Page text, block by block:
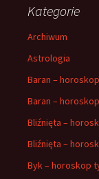
Kategorie
Archiwum
Astrologia
Baran –
Baran –
Bliźnięta –
Bliźnięta –
Byk – horoskop